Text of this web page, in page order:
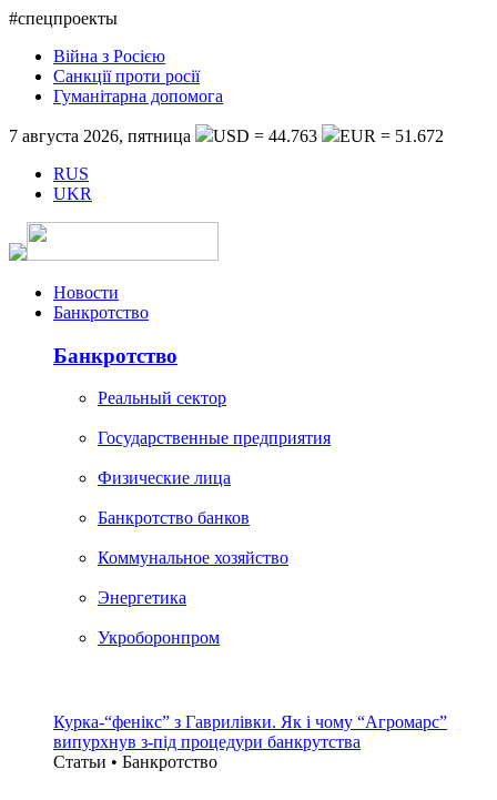
#спецпроекты
Війна з Росією
Санкції проти росії
Гуманітарна допомога
7 августа 2026, пятница USD = 44.763
EUR = 51.672
RUS
UKR
Новости
Банкротство
Банкротство
Реальный сектор
Государственные предприятия
Физические лица
Банкротство банков
Коммунальное хозяйство
Энергетика
Укроборонпром
Курка-“фенікс” з Гаврилівки. Як і чому “Агромарс”
випурхнув з-під процедури банкрутства
Статьи • Банкротство